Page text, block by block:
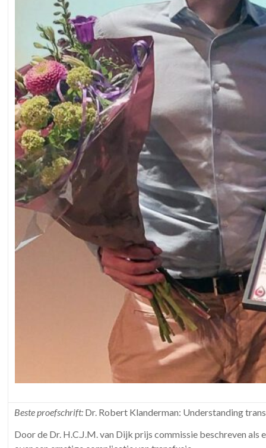
Beste proefschrift: Dr. Robert Klanderman: Understanding
Door de Dr. H.C.J.M. van Dijk prijs commissie beschreven